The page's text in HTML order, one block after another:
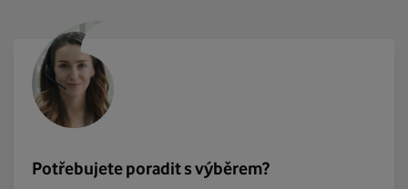
Potřebujete poradit s výběrem?